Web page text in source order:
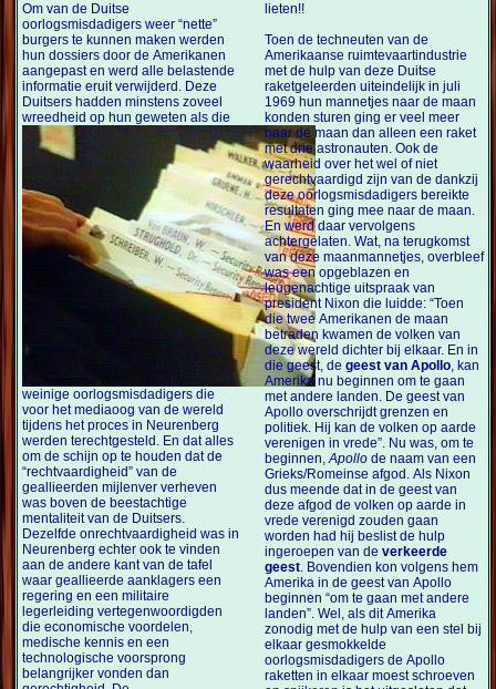
Om van de Duitse
oorlogsmisdadigers weer “nette”
burgers te kunnen maken werden
hun dossiers door de Amerikanen
aangepast en werd alle belastende
informatie eruit verwijderd. Deze
Duitsers hadden minstens zoveel
wreedheid op hun geweten als die
weinige oorlogsmisdadigers die
voor het mediaoog van de wereld
tijdens het proces in Neurenberg
werden terechtgesteld. En dat alles
om de schijn op te houden dat de
“rechtvaardigheid” van de
geallieerden mijlenver verheven
was boven de beestachtige
mentaliteit van de Duitsers.
Dezelfde onrechtvaardigheid was in
Neurenberg echter ook te vinden
aan de andere kant van de tafel
waar geallieerde aanklagers een
regering en een militaire
legerleiding vertegenwoordigden
die economische voordelen,
medische kennis en een
technologische voorsprong
belangrijker vonden dan
lieten!!
Toen de techneuten van de
Amerikaanse ruimtevaartindustrie
met de hulp van deze Duitse
raketgeleerden uiteindelijk in juli
1969 hun mannetjes naar de maan
konden sturen ging er veel meer
naar de maan dan alleen een raket
met drie astronauten. Ook de
waarheid over het wel of niet
gerechtvaardigd zijn van de dankzij
deze oorlogsmisdadigers bereikte
resultaten ging mee naar de maan.
En werd daar vervolgens
achtergelaten. Wat, na terugkomst
van deze maanmannetjes, overbleef
was een opgeblazen en
leugenachtige uitspraak van
president Nixon die luidde: “Toen
die twee Amerikanen de maan
betraden kwamen de volken van
deze wereld dichter bij elkaar. En in
die geest, de geest van Apollo, kan
Amerika nu beginnen om te gaan
met andere landen. De geest van
Apollo overschrijdt grenzen en
politiek. Hij kan de volken op aarde
verenigen in vrede”. Nu was, om te
beginnen,Apollode naam van een
Grieks/Romeinse afgod. Als Nixon
dus meende dat in de geest van
deze afgod de volken op aarde in
vrede verenigd zouden gaan
worden had hij beslist de hulp
ingeroepen van de verkeerde
geest. Bovendien kon volgens hem
Amerika in de geest van Apollo
beginnen “om te gaan met andere
landen”. Wel, als dit Amerika
zonodig met de hulp van een stel bij
elkaar gesmokkelde
oorlogsmisdadigers de Apollo
raketten in elkaar moest schroeven